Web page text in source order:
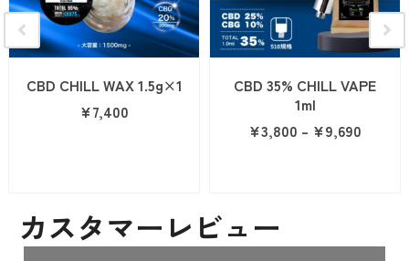
CBD CHILL WAX 1.5g×1
¥7,400
CBD 35% CHILL VAPE
1ml
¥3,800 – ¥9,690
カスタマーレビュー